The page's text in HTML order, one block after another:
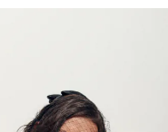
+7 928 610 91 11